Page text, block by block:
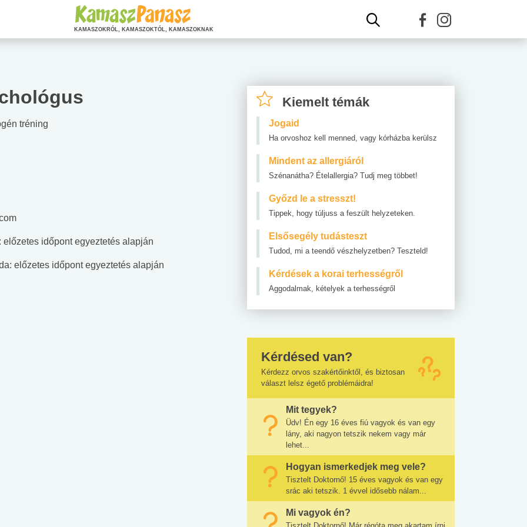
tréning
előzetes időpont egyeztetés alapján
előzetes időpont egyeztetés alapján
Kiemelt témák
Jogaid
Ha orvoshoz kell menned, vagy kórházba kerülsz
Mindent az allergiáról
Szénanátha? Ételallergia? Tudj meg többet!
Győzd le a stresszt!
Tippek, hogy túljuss a feszült helyzeteken.
Elsősegély tudásteszt
Tudod, mi a teendő vészhelyzetben? Teszteld!
Kérdések a korai terhességről
Aggodalmak, kételyek a terhességről
Kérdésed van?
Kérdezz orvos szakértőinktől, és biztosan
választ lelsz égető problémáidra!
Mit tegyek?
Üdv! Én egy 16 éves fiú vagyok és van egy
lány, aki nagyon tetszik nekem vagy már
lehet...
Hogyan ismerkedjek meg vele?
Tisztelt Doktornő! 15 éves vagyok és van egy
srác aki tetszik. 1 évvel idősebb nálam...
Mi vagyok én?
KAMASZOKRÓL, KAMASZOKTÓL, KAMASZOKNAK